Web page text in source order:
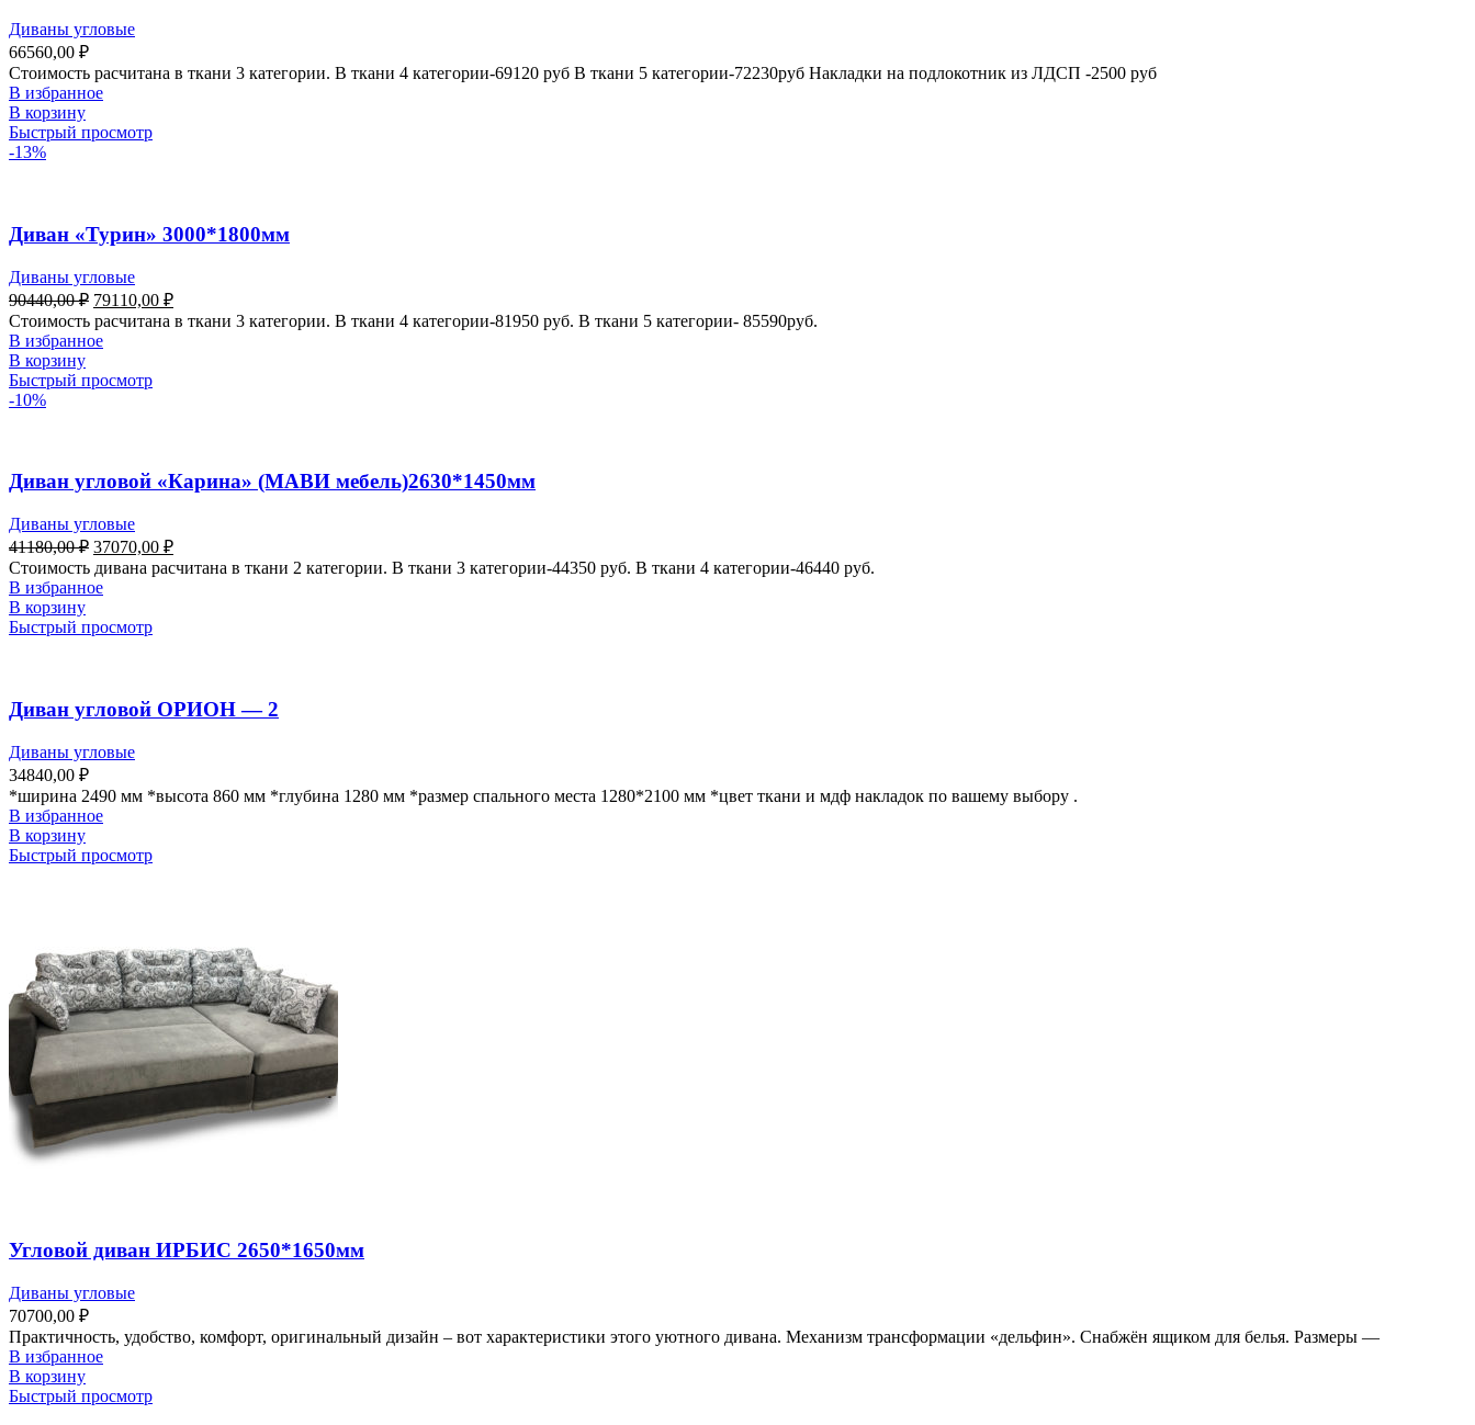
Диваны угловые
66560,00 ₽
Стоимость расчитана в ткани 3 категории. В ткани 4 категории-69120 руб В ткани 5 категории-72230руб Накладки на подлокотник из ЛДСП -2500 руб
В избранное
В корзину
Быстрый просмотр
-13%
Диван «Турин» 3000*1800мм
Диваны угловые
90440,00₽ 79110,00 ₽
Стоимость расчитана в ткани 3 категории. В ткани 4 категории-81950 руб. В ткани 5 категории- 85590руб.
В избранное
В корзину
Быстрый просмотр
-10%
Диван угловой «Карина» (МАВИ мебель)2630*1450мм
Диваны угловые
41180,00₽ 37070,00 ₽
Стоимость дивана расчитана в ткани 2 категории. В ткани 3 категории-44350 руб. В ткани 4 категории-46440 руб.
В избранное
В корзину
Быстрый просмотр
Диван угловой ОРИОН — 2
Диваны угловые
34840,00 ₽
*ширина 2490 мм *высота 860 мм *глубина 1280 мм *размер спального места 1280*2100 мм *цвет ткани и мдф накладок по вашему выбору .
В избранное
В корзину
Быстрый просмотр
Угловой диван ИРБИС 2650*1650мм
Диваны угловые
70700,00 ₽
Практичность, удобство, комфорт, оригинальный дизайн – вот характеристики этого уютного дивана. Механизм трансформации «дельфин». Снабжён ящиком для белья. Размеры —
В избранное
В корзину
Быстрый просмотр